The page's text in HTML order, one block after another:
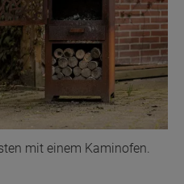
mit einem Kaminofen.